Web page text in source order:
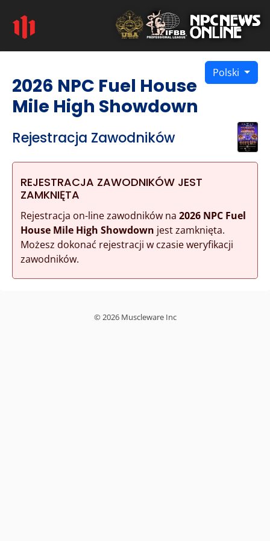
Polski
2026 NPC Fuel House
Mile High Showdown
Rejestracja Zawodników
REJESTRACJA ZAWODNIKÓW JEST
ZAMKNIĘTA
Rejestracja on-line zawodników na 2026 NPC Fuel
House Mile High Showdown jest zamknięta.
Możesz dokonać rejestracji w czasie weryfikacji
zawodników.
© 2026 Muscleware Inc